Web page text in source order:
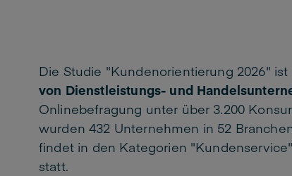
Die Studie "Kundenorientierung 2026"
von Dienstleistungs- und
Onlinebefragung unter über 3.200
wurden 432 Unternehmen in 52
findet in den Kategorien
statt.